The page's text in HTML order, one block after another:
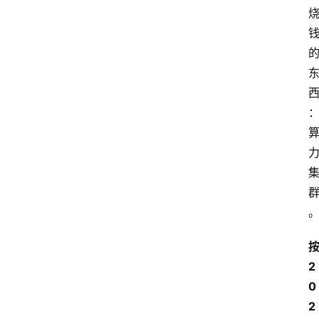
烧
钱
的
东
西
：
算
力
集
群
。
按
2
0
2